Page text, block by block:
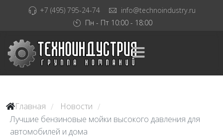
+7 (495) 795-24-74
info@technoindustry.ru
Пн - Пт 10:00 - 18:00
Главная / Новости /
Лучшие бензиновые мойки высокого давления для
автомобилей и дома